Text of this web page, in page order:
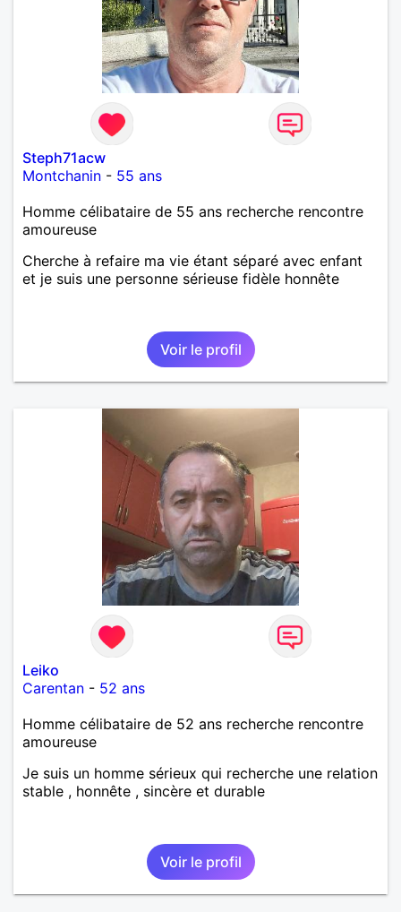
Steph71acw
Montchanin - 55 ans
Homme célibataire de 55 ans recherche rencontre
amoureuse
Cherche à refaire ma vie étant séparé avec enfant
et je suis une personne sérieuse fidèle honnête
Voir le profil
Leiko
Carentan - 52 ans
Homme célibataire de 52 ans recherche rencontre
amoureuse
Je suis un homme sérieux qui recherche une relation
stable , honnête , sincère et durable
Voir le profil